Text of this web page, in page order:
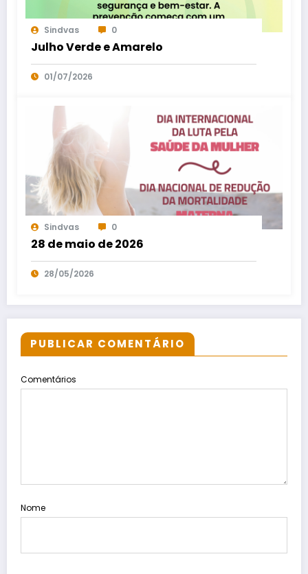
Sindvas 0
Julho Verde e Amarelo
01/07/2026
Sindvas 0
28 de maio de 2026
28/05/2026
PUBLICAR COMENTÁRIO
Comentários
Nome